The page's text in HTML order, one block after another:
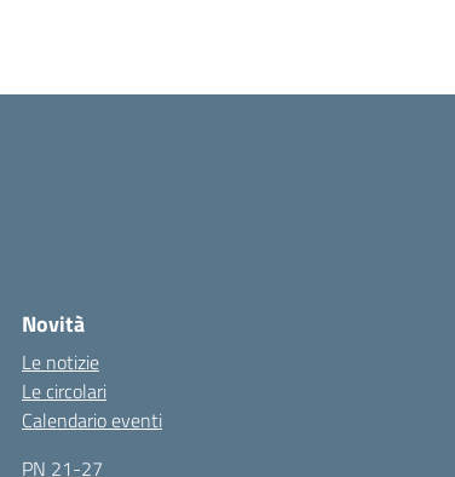
Novità
Le notizie
Le circolari
Calendario eventi
PN 21-27